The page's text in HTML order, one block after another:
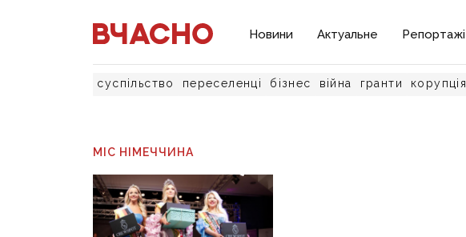
Новини Актуальне Репортажі
суспільство переселенці бізнес війна гранти корупція
МІС НІМЕЧЧИНА